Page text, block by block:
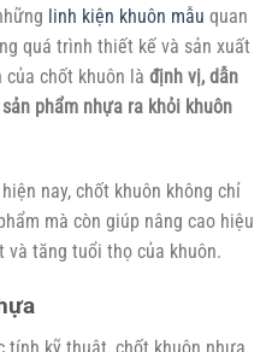
linh kiện khuôn mẫu quan
quá trình thiết kế và sản xuất
của chốt khuôn là định vị, dẫn
phẩm nhựa ra khỏi khuôn
nay, chốt khuôn không chỉ
mà còn giúp nâng cao hiệu
và tăng tuổi thọ của khuôn.